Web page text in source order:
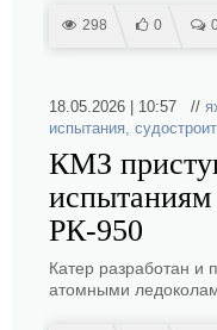
298 0
18.05.2026 | 10:57 //
испытания,
КМЗ
испытаниям
РК‑950
Катер разработан и
атомными